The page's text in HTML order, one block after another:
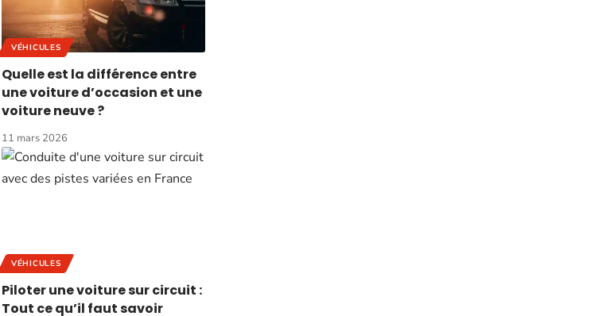
VÉHICULES
Quelle est la différence entre
une voiture d’occasion et une
voiture neuve ?
11 mars 2026
VÉHICULES
Piloter une voiture sur circuit :
Tout ce qu’il faut savoir